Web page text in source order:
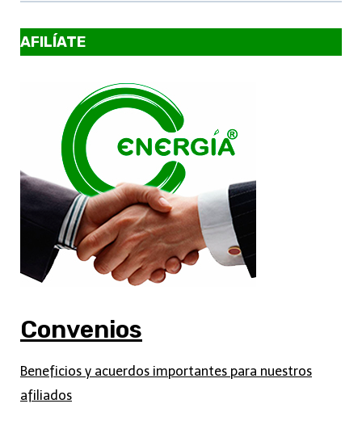
AFILÍATE
Convenios
Beneficios y acuerdos importantes para nuestros
afiliados